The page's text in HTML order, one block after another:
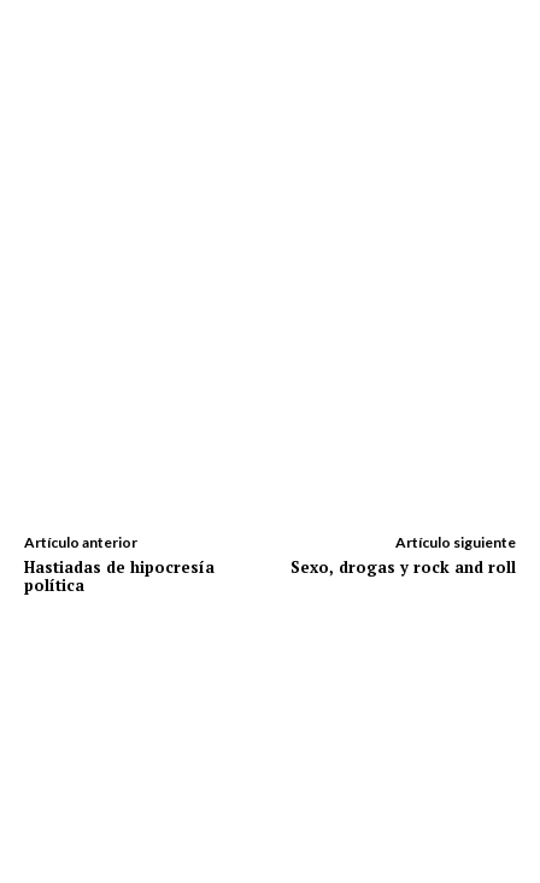
Artículo anterior
Hastiadas de hipocresía
política
Artículo siguiente
Sexo, drogas y rock and roll